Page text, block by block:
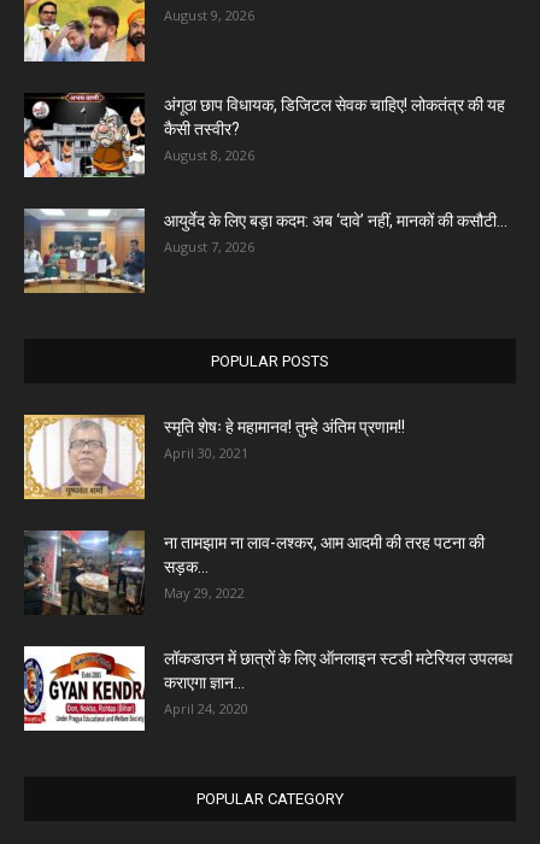
August 9, 2026
अंगूठा छाप विधायक, डिजिटल सेवक चाहिए! लोकतंत्र की यह
कैसी तस्वीर?
August 8, 2026
आयुर्वेद के लिए बड़ा कदम: अब ‘दावे’ नहीं, मानकों की कसौटी...
August 7, 2026
POPULAR POSTS
स्मृति शेषः हे महामानव! तुम्हे अंतिम प्रणाम!!
April 30, 2021
ना तामझाम ना लाव-लश्कर, आम आदमी की तरह पटना की
सड़क...
May 29, 2022
लॉकडाउन में छात्रों के लिए ऑनलाइन स्टडी मटेरियल उपलब्ध
कराएगा ज्ञान...
April 24, 2020
POPULAR CATEGORY